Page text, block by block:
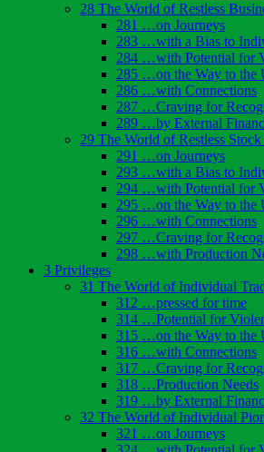
28 The World of Restless
281 …on Journeys
283 …with a Bias to
284 …with Potential for
285 …on the Way to the
286 …with Connections
287 …Craving for
289 …by External
29 The World of Restless
291 …on Journeys
293 …with a Bias to
294 …with Potential for
295 …on the Way to the
296 …with Connections
297 …Craving for
298 …with Production
3 Privileges
31 The World of Individual
312 …pressed for time
314 …Potential for
315 …on the Way to the
316 …with Connections
317 …Craving for
318 …Production Needs
319 …by External
32 The World of Individual
321 …on Journeys